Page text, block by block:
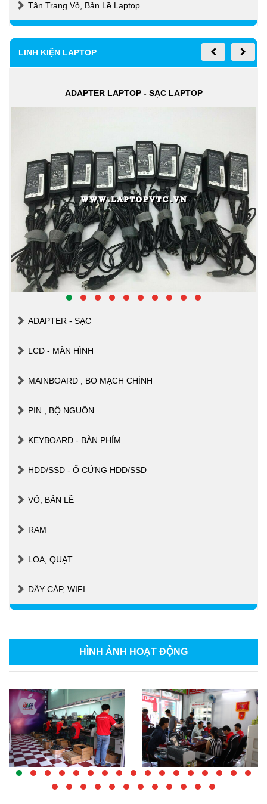
Tân Trang Vỏ, Bản Lề Laptop
LINH KIỆN LAPTOP
ADAPTER LAPTOP - SẠC LAPTOP
ADAPTER - SẠC
LCD - MÀN HÌNH
MAINBOARD , BO MẠCH CHÍNH
PIN , BỘ NGUỒN
KEYBOARD - BÀN PHÍM
HDD/SSD - Ổ CỨNG HDD/SSD
VỎ, BẢN LỀ
RAM
LOA, QUẠT
DÂY CÁP, WIFI
HÌNH ẢNH HOẠT ĐỘNG